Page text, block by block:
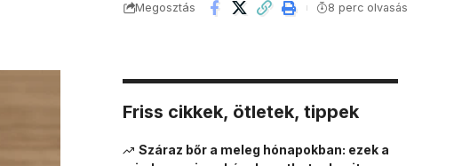
Megosztás 8 perc olvasás
Friss cikkek, ötletek, tippek
Száraz bőr a meleg hónapokban: ezek a